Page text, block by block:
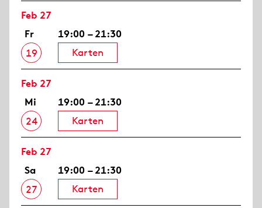
Feb 27
Fr
19
19:00 – 21:30
Karten
Feb 27
Mi
24
19:00 – 21:30
Karten
Feb 27
Sa
27
19:00 – 21:30
Karten